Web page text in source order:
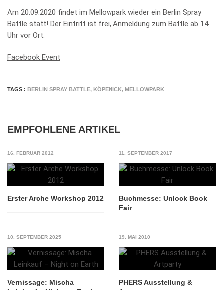
Am 20.09.2020 findet im Mellowpark wieder ein Berlin Spray
Battle statt! Der Eintritt ist frei, Anmeldung zum Battle ab 14
Uhr vor Ort.
Facebook Event
TAGS : BERLIN SPRAY BATTLE, KÖPENICK, MELLOWPARK
EMPFOHLENE ARTIKEL
16. FEBRUAR 2012
Erster Arche Workshop 2012
11. SEPTEMBER 2017
Buchmesse: Unlock Book
Fair
10. SEPTEMBER 2025
Vernissage: Mischa
19. MAI 2010
PHERS Ausstellung &